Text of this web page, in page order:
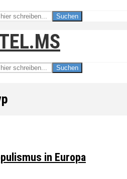
Suchen
Suchen
in Europa